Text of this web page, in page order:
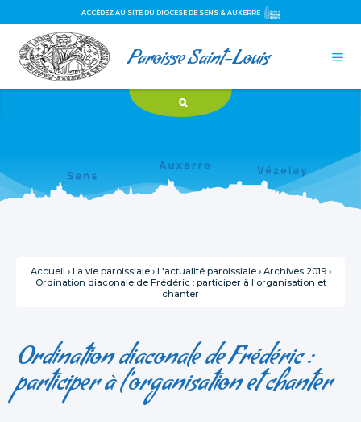
contenu.
la
personnels
ACCÉDEZ AU SITE DU DIOCÈSE DE SENS & AUXERRE
Paroisse Saint-Louis 
Accueil › La vie paroissiale › L'actualité paroissiale › Archives 2019 ›
Ordination diaconale de Frédéric : participer à l'organisation et
chanter
Ordination diaconale de Frédéric :
participer à l'organisation et chanter